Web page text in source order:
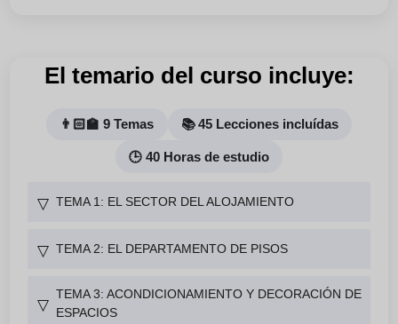
El temario del curso incluye:
👨🏻‍🏫 9 Temas 📚 45 Lecciones incluídas
🕒 40 Horas de estudio
▽ TEMA 1: EL SECTOR DEL ALOJAMIENTO
▽ TEMA 2: EL DEPARTAMENTO DE PISOS
▽
TEMA 3: ACONDICIONAMIENTO Y DECORACIÓN DE
ESPACIOS